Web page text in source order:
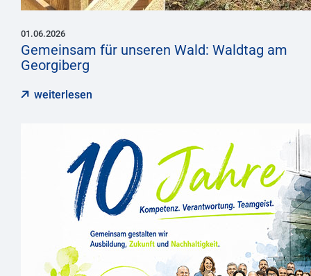
01.06.2026
Gemeinsam für unseren Wald: Waldtag am
Georgiberg
weiterlesen